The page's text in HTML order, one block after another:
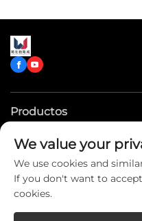
Productos
Enlaces rápidos
Contáctenos
We value your
We use cookies and
If you don't want to
cookies.